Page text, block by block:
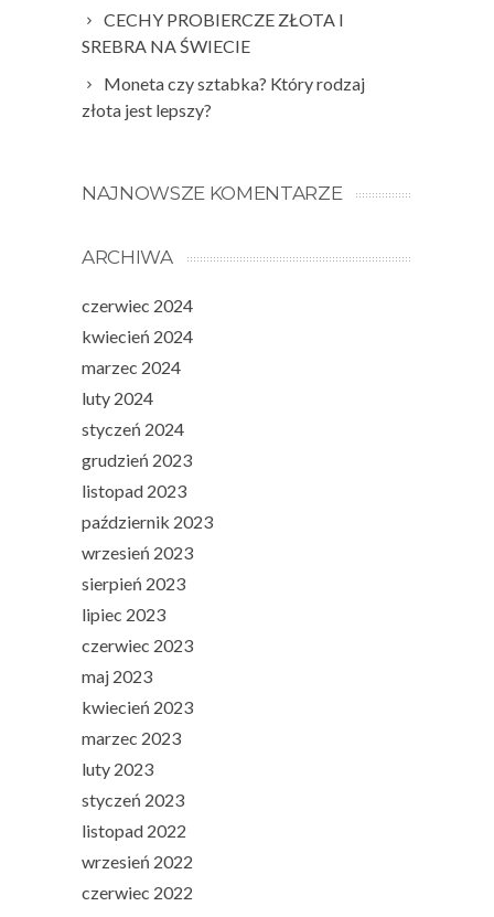
CECHY PROBIERCZE ZŁOTA I
SREBRA NA ŚWIECIE
Moneta czy sztabka? Który rodzaj
złota jest lepszy?
NAJNOWSZE KOMENTARZE
ARCHIWA
czerwiec 2024
kwiecień 2024
marzec 2024
luty 2024
styczeń 2024
grudzień 2023
listopad 2023
październik 2023
wrzesień 2023
sierpień 2023
lipiec 2023
czerwiec 2023
maj 2023
kwiecień 2023
marzec 2023
luty 2023
styczeń 2023
listopad 2022
wrzesień 2022
czerwiec 2022